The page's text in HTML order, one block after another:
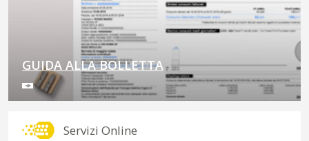
GUIDA ALLA BOLLETTA
Servizi Online